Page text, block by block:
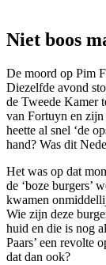
Niet boos
De moord op Pim
Diezelfde avond
de Tweede Kamer
van Fortuyn en
heette al snel ‘de
hand? Was dit
Het was op dat
de ‘boze burgers’
kwamen
Wie zijn deze
huid en die is nog
Paars’ een revolte
dat dan ook?